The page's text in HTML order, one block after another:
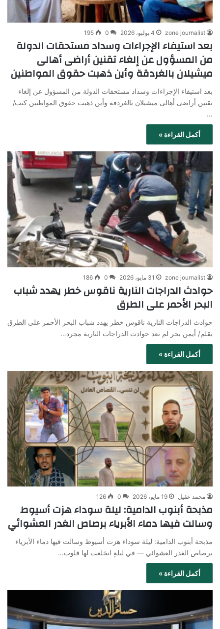
zone journalist 4 يوليو، 2026 0
195
بعد استيفاء الإجراءات وسداد مستحقات الدولة
من المسؤول عن إلغاء تقنين أراضى أهالى
ميشيلان بالغردقة وأين ذهبت حقوق المواطنين
بعد استيفاء الإجراءات وسداد مستحقات الدولة من المسؤول عن إلغاء
تقنين أراضى أهالى ميشيلان بالغردقة وأين ذهبت حقوق المواطنين كتب/
…
أكمل القراءة »
zone journalist 31 مايو، 2026 0
186
حوادث الدراجات النارية ناقوس خطر يهدد شباب
البحر الأحمر على الطرق
حوادث الدراجات النارية ناقوس خطر يهدد شباب البحر الأحمر على الطرق
بقلم/ أيمن بحر لم تعد حوادث الدراجات النارية مجرد…
أكمل القراءة »
محمد عقيل 19 مايو، 2026 0
126
مذبحة أبنوب الدامية: ليلة سوداء هزت أسيوط
وسالت فيها دماء الأبرياء برصاص الغدر العشوائي
مذبحة أبنوب الدامية: ليلة سوداء هزت أسيوط وسالت فيها دماء الأبرياء
برصاص الغدر العشوائي — في ليلةٍ انخلعت لها قلوب…
أكمل القراءة »